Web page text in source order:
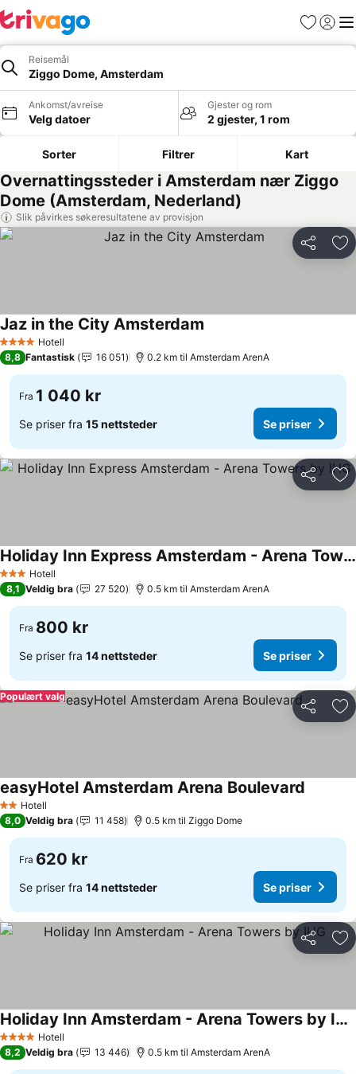
Favoritter
Logg
Reisemål
Ziggo Dome, Amsterdam
Ankomst/avreise
Velg datoer
Gjester og rom
2 gjester, 1 rom
Sorter Filtrer Kart
Overnattingssteder i Amsterdam nær Ziggo
Dome (Amsterdam, Nederland)
Slik påvirkes søkeresultatene av provisjon
Del
4 StjernerHotell
Jaz in the City Amsterdam
8,8 Fantastisk 16 051 0.2 km til Amsterdam ArenA
Fra 1 040 kr
Se priser fra 15 nettsteder Se priser
Del
3 StjernerHotell
Holiday Inn Express Amsterdam - Arena Towers by IHG
8,1 Veldig bra 27 520 0.5 km til Amsterdam ArenA
Fra 800 kr
Se priser fra 14 nettsteder Se priser
Del
Populært valg
2 Stjerner
Hotell
easyHotel Amsterdam Arena Boulevard
8,0 Veldig bra 11 458 0.5 km til Ziggo Dome
Fra 620 kr
Se priser fra 14 nettsteder Se priser
Del
4 StjernerHotell
Holiday Inn Amsterdam - Arena Towers by IHG
8,2 Veldig bra 13 446 0.5 km til Amsterdam ArenA